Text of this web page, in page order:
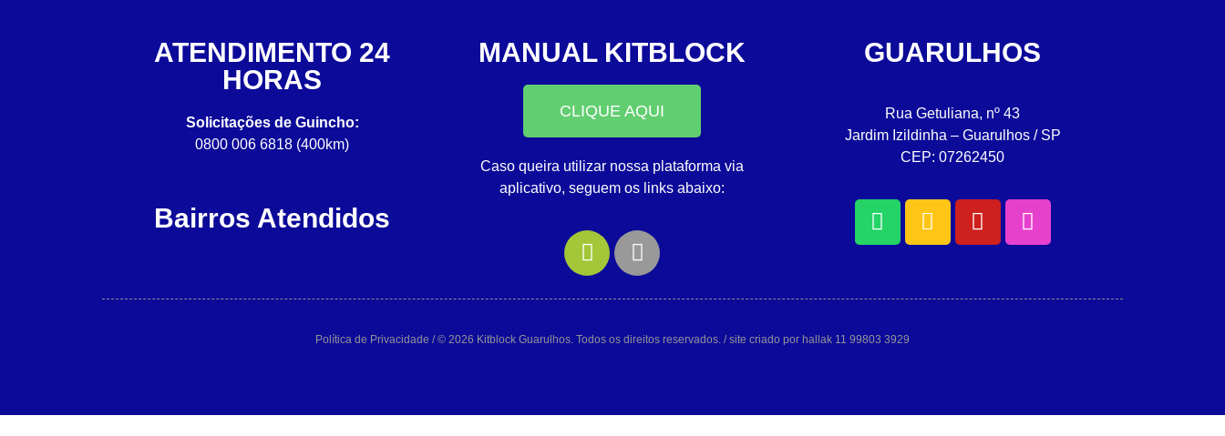
ATENDIMENTO 24
HORAS
Solicitações de Guincho:
0800 006 6818 (400km)
Bairros Atendidos
MANUAL KITBLOCK
CLIQUE AQUI
Caso queira utilizar nossa plataforma via
aplicativo, seguem os links abaixo:
GUARULHOS
Rua Getuliana, nº 43
Jardim Izildinha – Guarulhos / SP
CEP: 07262450
Política de Privacidade / © 2026 Kitblock Guarulhos. Todos os direitos reservados. / site criado por hallak 11 99803 3929